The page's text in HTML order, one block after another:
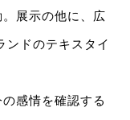
展示の他に、広
ンドのテキスタイ
感情を確認する